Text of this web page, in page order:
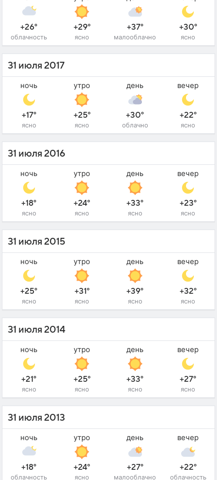
+26°
облачность
+29°
ясно
+37°
малооблачно
+30°
ясно
31 июля 2017
ночь
+17°
ясно
утро
+25°
ясно
день
+30°
облачно
вечер
+22°
ясно
31 июля 2016
ночь
+18°
ясно
утро
+24°
ясно
день
+33°
ясно
вечер
+23°
ясно
31 июля 2015
ночь
+25°
ясно
утро
+31°
ясно
день
+39°
ясно
вечер
+32°
ясно
31 июля 2014
ночь
+21°
ясно
утро
+25°
ясно
день
+33°
ясно
вечер
+27°
ясно
31 июля 2013
ночь
+18°
облачность
утро
+24°
ясно
день
+27°
малооблачно
вечер
+22°
облачность